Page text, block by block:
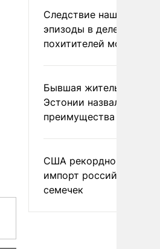
Следствие нашло
эпизоды в деле
похитителей москвичек
Бывшая жительница
Эстонии назвала
преимущества России
США рекордно
импорт российских
семечек